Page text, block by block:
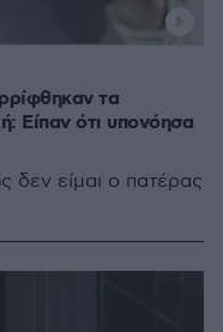
τα
Είπαν ότι υπονόησα
δεν είμαι ο πατέρας